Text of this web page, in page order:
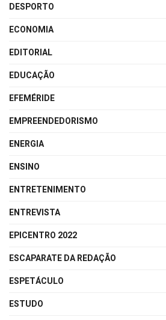
DESPORTO
ECONOMIA
EDITORIAL
EDUCAÇÃO
EFEMÉRIDE
EMPREENDEDORISMO
ENERGIA
ENSINO
ENTRETENIMENTO
ENTREVISTA
EPICENTRO 2022
ESCAPARATE DA REDAÇÃO
ESPETÁCULO
ESTUDO